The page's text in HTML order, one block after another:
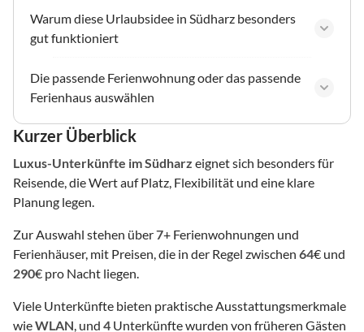
Warum diese Urlaubsidee in Südharz besonders
gut funktioniert
Die passende Ferienwohnung oder das passende
Ferienhaus auswählen
Kurzer Überblick
Luxus-Unterkünfte im Südharz eignet sich besonders für
Reisende, die Wert auf Platz, Flexibilität und eine klare
Planung legen.
Zur Auswahl stehen über7+ Ferienwohnungen und
Ferienhäuser, mit Preisen, die in der Regel zwischen 64€ und
290€ pro Nacht liegen.
Viele Unterkünfte bieten praktische Ausstattungsmerkmale
wieWLAN , und 4 Unterkünfte wurden von früheren Gästen